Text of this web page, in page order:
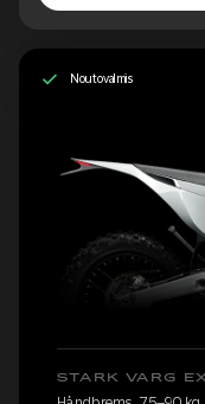
Noutovalmis
STARK VARG EX